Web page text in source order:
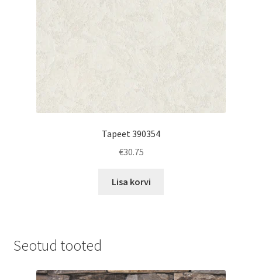
Tapeet 390354
€30.75
Lisa korvi
Seotud tooted